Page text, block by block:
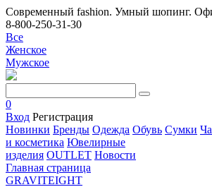
Современный fashion. Умный шопинг.
8-800-250-31-30
Все
Женское
Мужское
0
Вход Регистрация
Новинки Бренды Одежда Обувь Сумки
и косметика Ювелирные
изделия OUTLET Новости
Главная страница
GRAVITEIGHT